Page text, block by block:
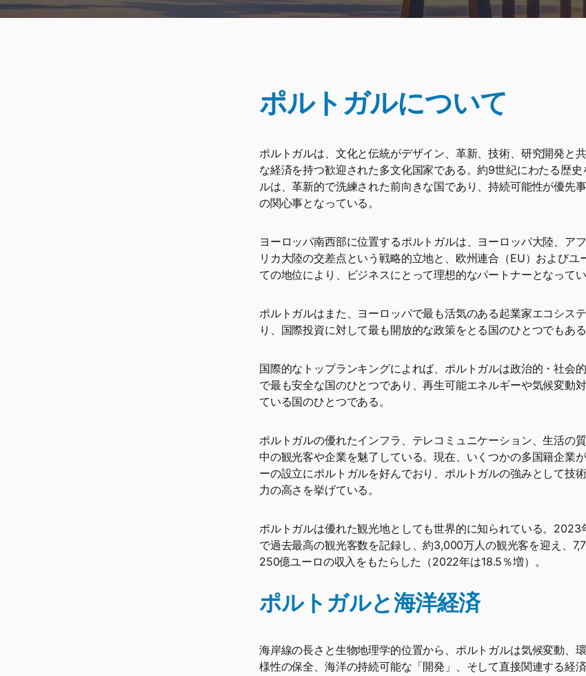
ポルトガルについて
ポルトガルは、文化と伝統がデザイン、革新、技術、研究開発と
な経済を持つ歓迎された多文化国家である。約9世紀にわたる歴
ルは、革新的で洗練された前向きな国であり、持続可能性が優先
の関心事となっている。
ヨーロッパ南西部に位置するポルトガルは、ヨーロッパ大陸、ア
リカ大陸の交差点という戦略的立地と、欧州連合（EU）およびユ
ての地位により、ビジネスにとって理想的なパートナーとなってい
ポルトガルはまた、ヨーロッパで最も活気のある起業家エコシス
り、国際投資に対して最も開放的な政策をとる国のひとつでもある
国際的なトップランキングによれば、ポルトガルは政治的・社会
で最も安全な国のひとつであり、再生可能エネルギーや気候変動
ている国のひとつである。
ポルトガルの優れたインフラ、テレコミュニケーション、生活の
中の観光客や企業を魅了している。現在、いくつかの多国籍企業
ーの設立にポルトガルを好んでおり、ポルトガルの強みとして技
力の高さを挙げている。
ポルトガルは優れた観光地としても世界的に知られている。2023
で過去最高の観光客数を記録し、約3,000万人の観光客を迎え、
250億ユーロの収入をもたらした（2022年は18.5％増）。
ポルトガルと海洋経済
海岸線の長さと生物地理学的位置から、ポルトガルは気候変動、
様性の保全、海洋の持続可能な「開発」、そして直接関連する経